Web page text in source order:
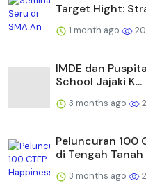
Target Hight:
1 month ago
IMDE dan
School Jajaki K...
3 months ago
Peluncuran 100
di Tengah Tanah
3 months ago